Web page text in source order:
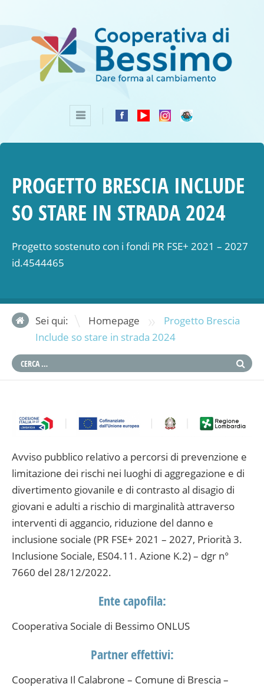
PROGETTO BRESCIA INCLUDE
SO STARE IN STRADA 2024
Progetto sostenuto con i fondi PR FSE+ 2021 – 2027
id.4544465
Sei qui: Homepage »
Progetto Brescia
Include so stare in strada 2024
Avviso pubblico relativo a percorsi di prevenzione e
limitazione dei rischi nei luoghi di aggregazione e di
divertimento giovanile e di contrasto al disagio di
giovani e adulti a rischio di marginalità attraverso
interventi di aggancio, riduzione del danno e
inclusione sociale (PR FSE+ 2021 – 2027, Priorità 3.
Inclusione Sociale, ES04.11. Azione K.2) – dgr n°
7660 del 28/12/2022.
Ente capofila:
Cooperativa Sociale di Bessimo ONLUS
Partner effettivi:
Cooperativa Il Calabrone – Comune di Brescia –